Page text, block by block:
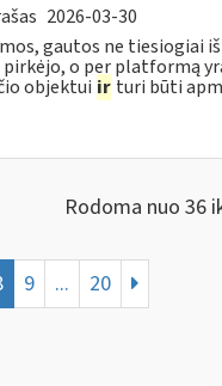
2026-03-30
gautos ne tiesiogiai
pirkėjo, o per platformą
objektui ir turi būti
Rodoma nuo 36
9 ... 20